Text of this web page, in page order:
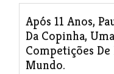
Após 11 Anos,
Da Copinha,
Competições De
Mundo.